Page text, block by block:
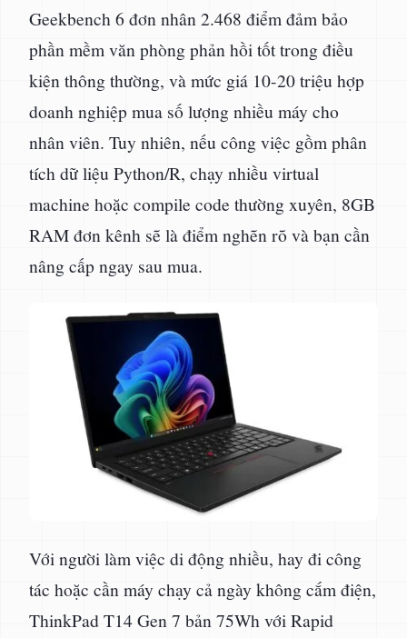
Geekbench 6 đơn nhân 2.468 điểm đảm bảo
phần mềm văn phòng phản hồi tốt trong điều
kiện thông thường, và mức giá 10-20 triệu hợp
doanh nghiệp mua số lượng nhiều máy cho
nhân viên. Tuy nhiên, nếu công việc gồm phân
tích dữ liệu Python/R, chạy nhiều virtual
machine hoặc compile code thường xuyên, 8GB
RAM đơn kênh sẽ là điểm nghẽn rõ và bạn cần
nâng cấp ngay sau mua.
Với người làm việc di động nhiều, hay đi công
tác hoặc cần máy chạy cả ngày không cắm điện,
ThinkPad T14 Gen 7 bản 75Wh với Rapid